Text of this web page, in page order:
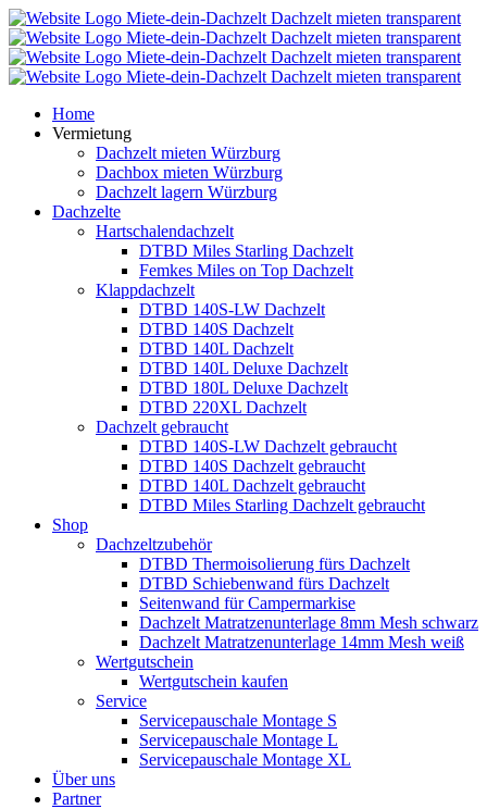
Home
Vermietung
Dachzelt mieten Würzburg
Dachbox mieten Würzburg
Dachzelt lagern Würzburg
Dachzelte
Hartschalendachzelt
DTBD Miles Starling Dachzelt
Femkes Miles on Top Dachzelt
Klappdachzelt
DTBD 140S-LW Dachzelt
DTBD 140S Dachzelt
DTBD 140L Dachzelt
DTBD 140L Deluxe Dachzelt
DTBD 180L Deluxe Dachzelt
DTBD 220XL Dachzelt
Dachzelt gebraucht
DTBD 140S-LW Dachzelt gebraucht
DTBD 140S Dachzelt gebraucht
DTBD 140L Dachzelt gebraucht
DTBD Miles Starling Dachzelt gebraucht
Shop
Dachzeltzubehör
DTBD Thermoisolierung fürs Dachzelt
DTBD Schiebenwand fürs Dachzelt
Seitenwand für Campermarkise
Dachzelt Matratzenunterlage 8mm Mesh schwarz
Dachzelt Matratzenunterlage 14mm Mesh weiß
Wertgutschein
Wertgutschein kaufen
Service
Servicepauschale Montage S
Servicepauschale Montage L
Servicepauschale Montage XL
Über uns
Partner